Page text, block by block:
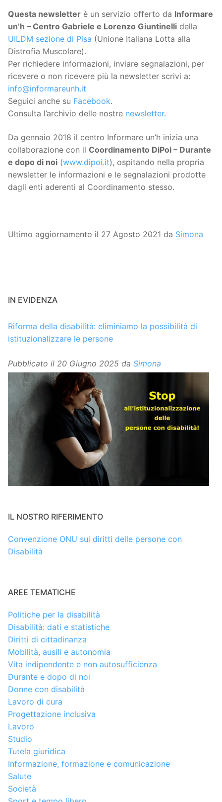
Questa newsletter è un servizio offerto da Informare
un’h – Centro Gabriele e Lorenzo Giuntinelli della
UILDM sezione di Pisa (Unione Italiana Lotta alla
Distrofia Muscolare).
Per richiedere informazioni, inviare segnalazioni, per
ricevere o non ricevere più la newsletter scrivi a:
info@informareunh.it
Seguici anche su Facebook.
Consulta l’archivio delle nostre newsletter.
Da gennaio 2018 il centro Informare un’h inizia una
collaborazione con il Coordinamento DiPoi – Durante
e dopo di noi (www.dipoi.it), ospitando nella propria
newsletter le informazioni e le segnalazioni prodotte
dagli enti aderenti al Coordinamento stesso.
Ultimo aggiornamento il 27 Agosto 2021 da Simona
IN EVIDENZA
Riforma della disabilità: eliminiamo la possibilità di
istituzionalizzare le persone
Pubblicato il 20 Giugno 2025 da Simona
IL NOSTRO RIFERIMENTO
Convenzione ONU sui diritti delle persone con
Disabilità
AREE TEMATICHE
Politiche per la disabilità
Disabilità: dati e statistiche
Diritti di cittadinanza
Mobilità, ausili e autonomia
Vita indipendente e non autosufficienza
Durante e dopo di noi
Donne con disabilità
Lavoro di cura
Progettazione inclusiva
Lavoro
Studio
Tutela giuridica
Informazione, formazione e comunicazione
Salute
Società